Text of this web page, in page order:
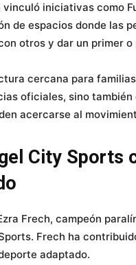
vinculó iniciativas como
de espacios donde las
otros y dar un primer
cercana para
oficiales, sino
acercarse al
City Sports
Frech, campeón
Frech ha
adaptado.